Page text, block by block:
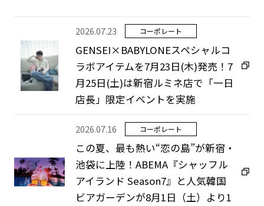
GENSEI×BABYLONEスペシャルコ
ラボアイテムを7月23日(木)発売！7
月25日(土)は新宿ルミネ店で「一日
店長」限定イベントを実施
2026.07.23 コーポレート
この夏、最も熱い“恋の島”が新宿・
池袋に上陸！ABEMA『シャッフル
アイランド Season7』と人気韓国
ビアガーデンが8月1日（土）より1
2026.07.16 コーポレート